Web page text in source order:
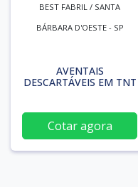
BEST FABRIL / SANTA
BÁRBARA D'OESTE - SP
AVENTAIS
DESCARTÁVEIS EM TNT
Cotar agora